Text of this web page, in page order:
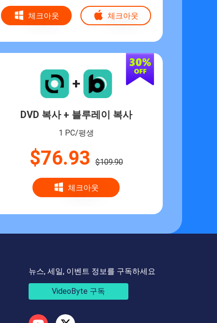
체크아웃 체크아웃
+
DVD 복사 + 블루레이 복사
1 PC/평생
$76.93$109.90
체크아웃
뉴스, 세일, 이벤트 정보를 구독하세요
VideoByte 구독